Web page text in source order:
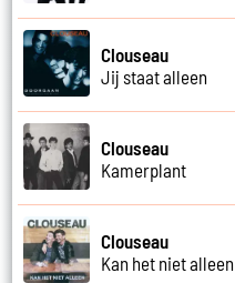
Clouseau
Jij staat alleen
Clouseau
Kamerplant
Clouseau
Kan het niet alleen